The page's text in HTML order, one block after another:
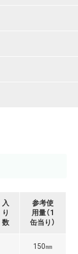
入
り
数
参考使
用量（1
缶当り）
150㎜